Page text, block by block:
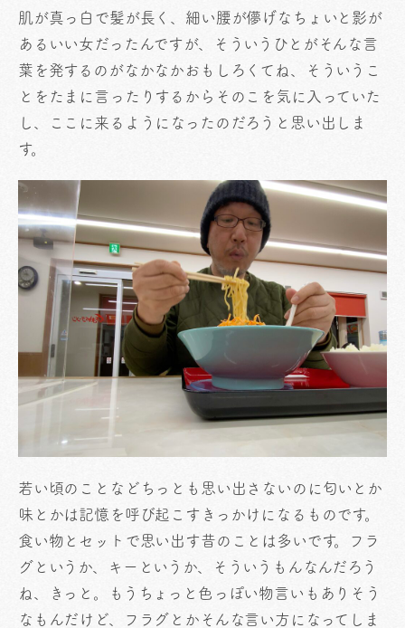
肌が真っ白で髪が長く、細い腰が儚げなちょいと影が
あるいい女だったんですが、そういうひとがそんな言
葉を発するのがなかなかおもしろくてね、そういうこ
とをたまに言ったりするからそのこを気に入っていた
し、ここに来るようになったのだろうと思い出しま
す。
若い頃のことなどちっとも思い出さないのに匂いとか
味とかは記憶を呼び起こすきっかけになるものです。
食い物とセットで思い出す昔のことは多いです。フラ
グというか、キーというか、そういうもんなんだろう
ね、きっと。もうちょっと色っぽい物言いもありそう
なもんだけど、フラグとかそんな言い方になってしま